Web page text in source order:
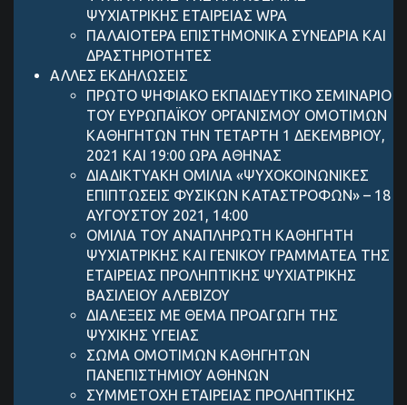
ΨΥΧΙΑΤΡΙΚΗΣ ΕΤΑΙΡΕΙΑΣ WPA
ΠΑΛΑΙΟΤΕΡΑ ΕΠΙΣΤΗΜΟΝΙΚΑ ΣΥΝΕΔΡΙΑ ΚΑΙ
ΔΡΑΣΤΗΡΙΟΤΗΤΕΣ
ΑΛΛΕΣ ΕΚΔΗΛΩΣΕΙΣ
ΠΡΩΤΟ ΨΗΦΙΑΚΟ ΕΚΠΑΙΔΕΥΤΙΚΟ ΣΕΜΙΝΑΡΙΟ
ΤΟΥ ΕΥΡΩΠΑΪΚΟΥ ΟΡΓΑΝΙΣΜΟΥ ΟΜΟΤΙΜΩΝ
ΚΑΘΗΓΗΤΩΝ ΤΗΝ ΤΕΤΑΡΤΗ 1 ΔΕΚΕΜΒΡΙΟΥ,
2021 ΚΑΙ 19:00 ΩΡΑ ΑΘΗΝΑΣ
ΔΙΑΔΙΚΤΥΑΚΗ ΟΜΙΛΙΑ «ΨΥΧΟΚΟΙΝΩΝΙΚΕΣ
ΕΠΙΠΤΩΣΕΙΣ ΦΥΣΙΚΩΝ ΚΑΤΑΣΤΡΟΦΩΝ» – 18
ΑΥΓΟΥΣΤΟΥ 2021, 14:00
ΟΜΙΛΙΑ ΤΟΥ ΑΝΑΠΛΗΡΩΤΗ ΚΑΘΗΓΗΤΗ
ΨΥΧΙΑΤΡΙΚΗΣ ΚΑΙ ΓΕΝΙΚΟΥ ΓΡΑΜΜΑΤΕΑ ΤΗΣ
ΕΤΑΙΡΕΙΑΣ ΠΡΟΛΗΠΤΙΚΗΣ ΨΥΧΙΑΤΡΙΚΗΣ
ΒΑΣΙΛΕΙΟΥ ΑΛΕΒΙΖΟΥ
ΔΙΑΛΕΞΕΙΣ ΜΕ ΘΕΜΑ ΠΡΟΑΓΩΓΗ ΤΗΣ
ΨΥΧΙΚΗΣ ΥΓΕΙΑΣ
ΣΩΜΑ ΟΜΟΤΙΜΩΝ ΚΑΘΗΓΗΤΩΝ
ΠΑΝΕΠΙΣΤΗΜΙΟΥ ΑΘΗΝΩΝ
ΣΥΜΜΕΤΟΧΗ ΕΤΑΙΡΕΙΑΣ ΠΡΟΛΗΠΤΙΚΗΣ